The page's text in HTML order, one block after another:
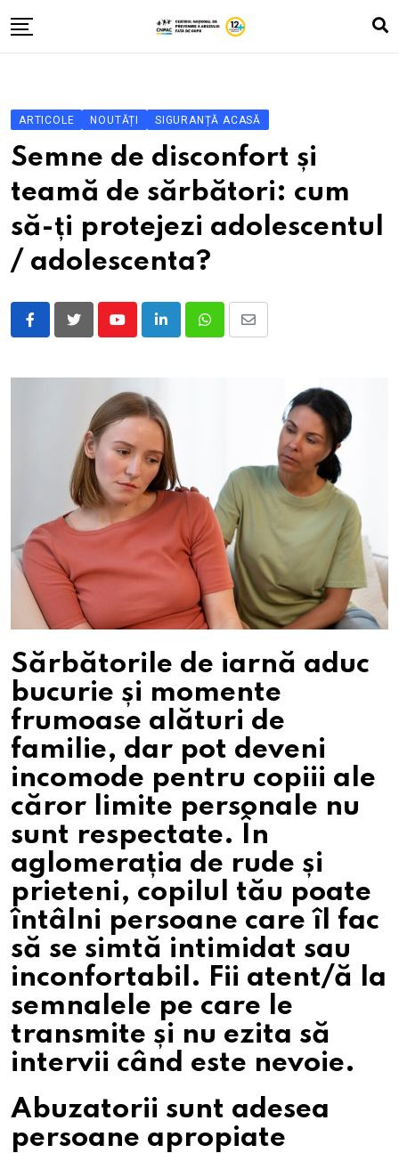
to
Vlog
Istorii cu băieți și fete
Fă-ți testul
Contacte
ROM
RUS
UKR
ARTICOLE NOUTĂȚI SIGURANȚĂ ACASĂ
Semne de disconfort și
teamă de sărbători: cum
să-ți protejezi adolescentul
/ adolescenta?
YoutubeLinkedInWhatsappShare
Sărbătorile de iarnă aduc
bucurie și momente
frumoase alături de
familie, dar pot deveni
incomode pentru copiii ale
căror limite personale nu
sunt respectate. În
aglomerația de rude și
prieteni, copilul tău poate
întâlni persoane care îl fac
să se simtă intimidat sau
inconfortabil. Fii atent/ă la
semnalele pe care le
transmite și nu ezita să
intervii când este nevoie.
Abuzatorii sunt adesea
persoane apropiate